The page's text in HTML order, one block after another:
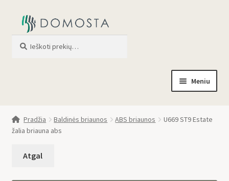
Meniu
Parduotuvė
Apie mus
Pradžia Baldinės briaunos ABS briaunos
U669 ST9 Estate
žalia briauna abs